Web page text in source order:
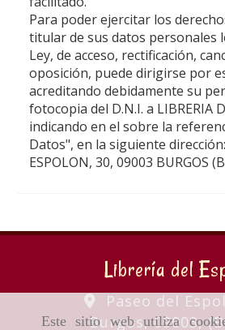
Este sitio web utiliza
Para poder ejercitar los
titular de sus datos personales
Ley, de acceso, rectificación,
oposición, puede dirigirse por
acreditando debidamente su
fotocopia del D.N.I. a LIBRERIA
indicando en el sobre la
Datos", en la siguiente dirección:
ESPOLON, 30, 09003 BURGOS (
Librería del
Paseo del
Burgos,09003,